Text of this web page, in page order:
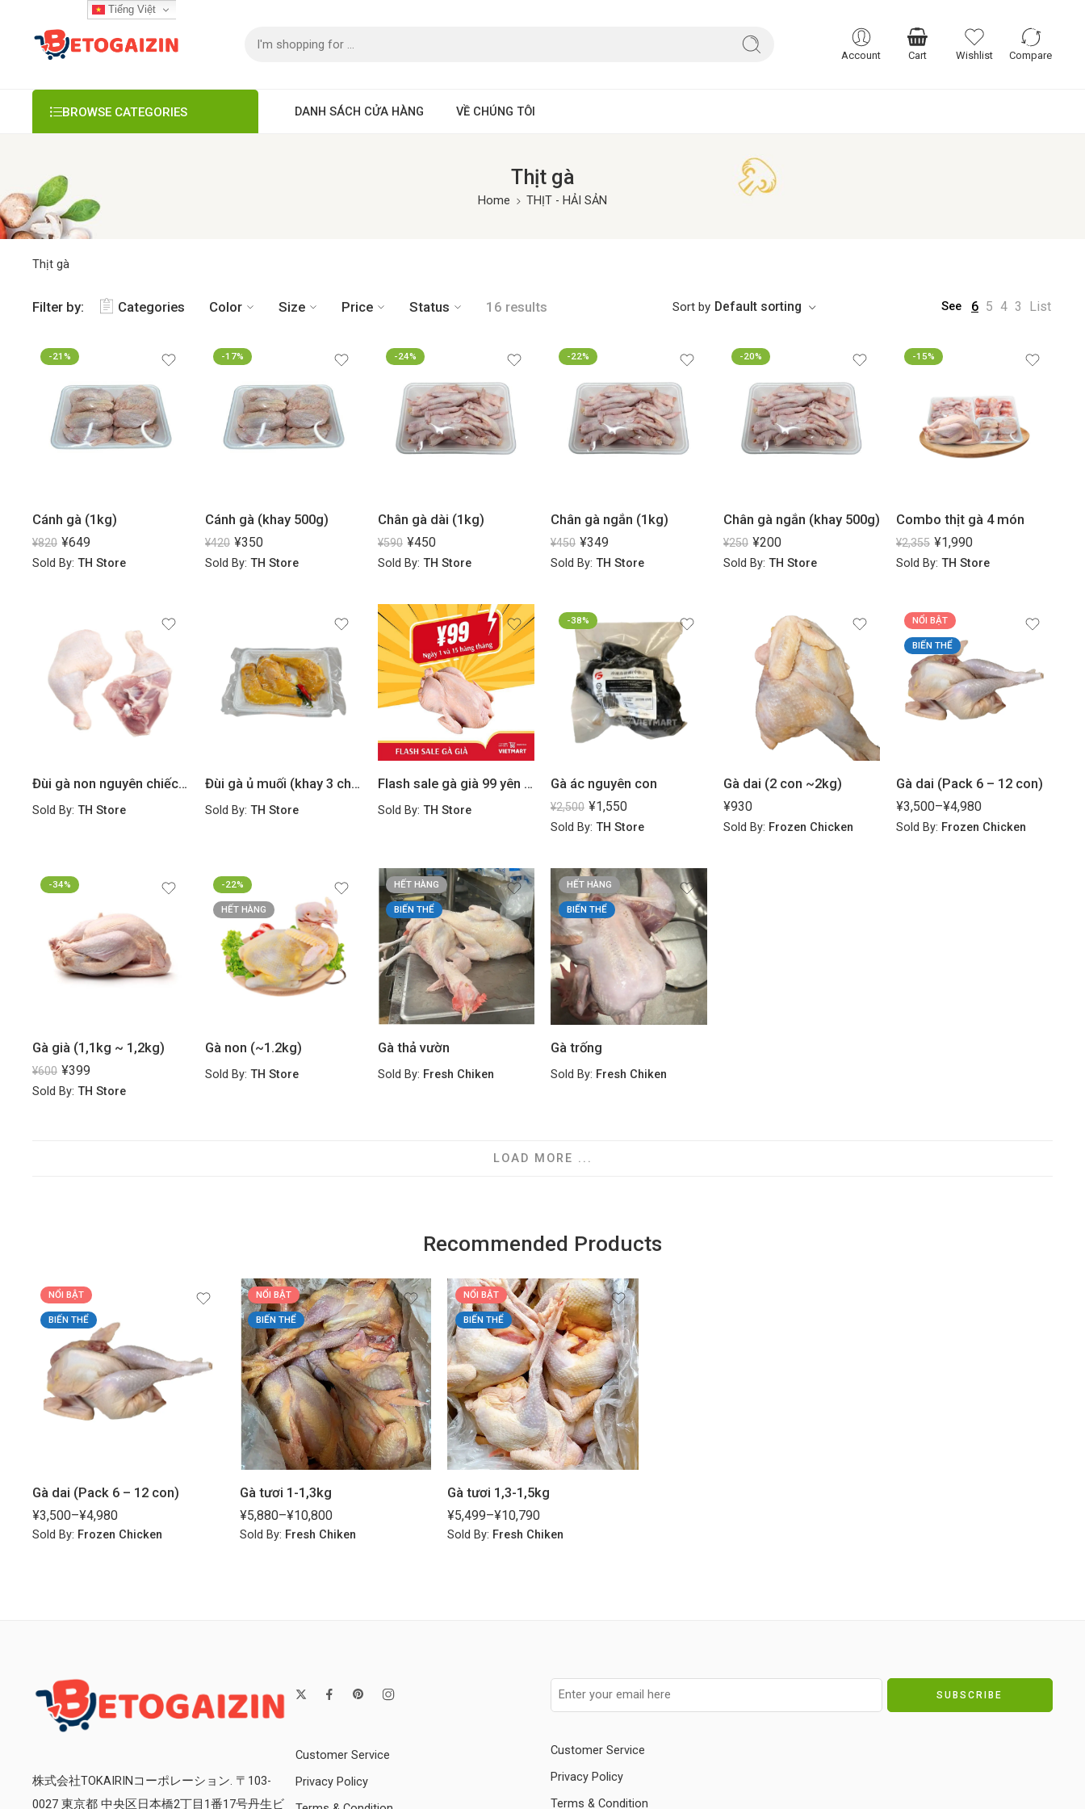
Account Cart Wishlist Compare
BROWSE CATEGORIES DANH SÁCH CỬA HÀNG VỀ CHÚNG TÔI
Thịt gà
Home THỊT - HẢI SẢN
Thịt gà
Filter by: Categories Color Size Price Status 16 results Sort by Default sorting See 6 5 4 3 List
-21%
Cánh gà (1kg)
¥820 ¥649
Sold By: TH Store
-17%
Cánh gà (khay 500g)
¥420 ¥350
Sold By: TH Store
-24%
Chân gà dài (1kg)
¥590 ¥450
Sold By: TH Store
-22%
Chân gà ngắn (1kg)
¥450 ¥349
Sold By: TH Store
-20%
Chân gà ngắn (khay 500g)
¥250 ¥200
Sold By: TH Store
-15%
Combo thịt gà 4 món
¥2,355 ¥1,990
Sold By: TH Store
Đùi gà non nguyên chiếc (kg)
Sold By: TH Store
Đùi gà ủ muối (khay 3 chiếc)
Sold By: TH Store
Flash sale gà già 99 yên (Sử dụng coupon: Gagia99)
Sold By: TH Store
-38%
Gà ác nguyên con
¥2,500 ¥1,550
Sold By: TH Store
Gà dai (2 con ~2kg)
¥930
Sold By: Frozen Chicken
NỔI BẬT
BIẾN THỂ
Gà dai (Pack 6 – 12 con)
¥3,500–¥4,980
Sold By: Frozen Chicken
-34%
Gà già (1,1kg ~ 1,2kg)
¥600 ¥399
Sold By: TH Store
-22%
HẾT HÀNG
Gà non (~1.2kg)
Sold By: TH Store
HẾT HÀNG
BIẾN THỂ
Gà thả vườn
Sold By: Fresh Chiken
HẾT HÀNG
BIẾN THỂ
Gà trống
Sold By: Fresh Chiken
LOAD MORE ...
Recommended Products
NỔI BẬT
BIẾN THỂ
Gà dai (Pack 6 – 12 con)
¥3,500–¥4,980
Sold By: Frozen Chicken
NỔI BẬT
BIẾN THỂ
Gà tươi 1-1,3kg
¥5,880–¥10,800
Sold By: Fresh Chiken
NỔI BẬT
BIẾN THỂ
Gà tươi 1,3-1,5kg
¥5,499–¥10,790
Sold By: Fresh Chiken
株式会社TOKAIRINコーポレーション. 〒103-
0027 東京都 中央区日本橋2丁目1番17号丹生ビ
Customer Service
Privacy Policy
Customer Service
Privacy Policy
Terms & Condition
Tiếng Việt